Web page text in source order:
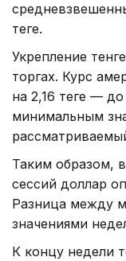
теңге.
Укрепление
торгах. Курс
на 2,16 теңге —
минимальным
Таким образом,
сессий доллар
Разница между
значениями
К концу недели